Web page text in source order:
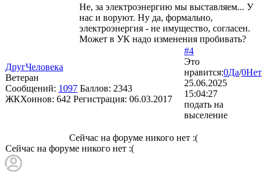
Не, за электроэнергию мы выставляем... У
нас и воруют. Ну да, формально,
электроэнергия - не имущество, согласен.
Может в УК надо изменения пробивать?
ДругЧеловека
Ветеран
Сообщений: 1097 Баллов: 2343
ЖКХоинов: 642 Регистрация: 06.03.2017
#4
Это
нравится:0Да/0Нет
25.06.2025
15:04:27
подать на
выселение
Сейчас на форуме никого нет :(
Сейчас на форуме никого нет :(